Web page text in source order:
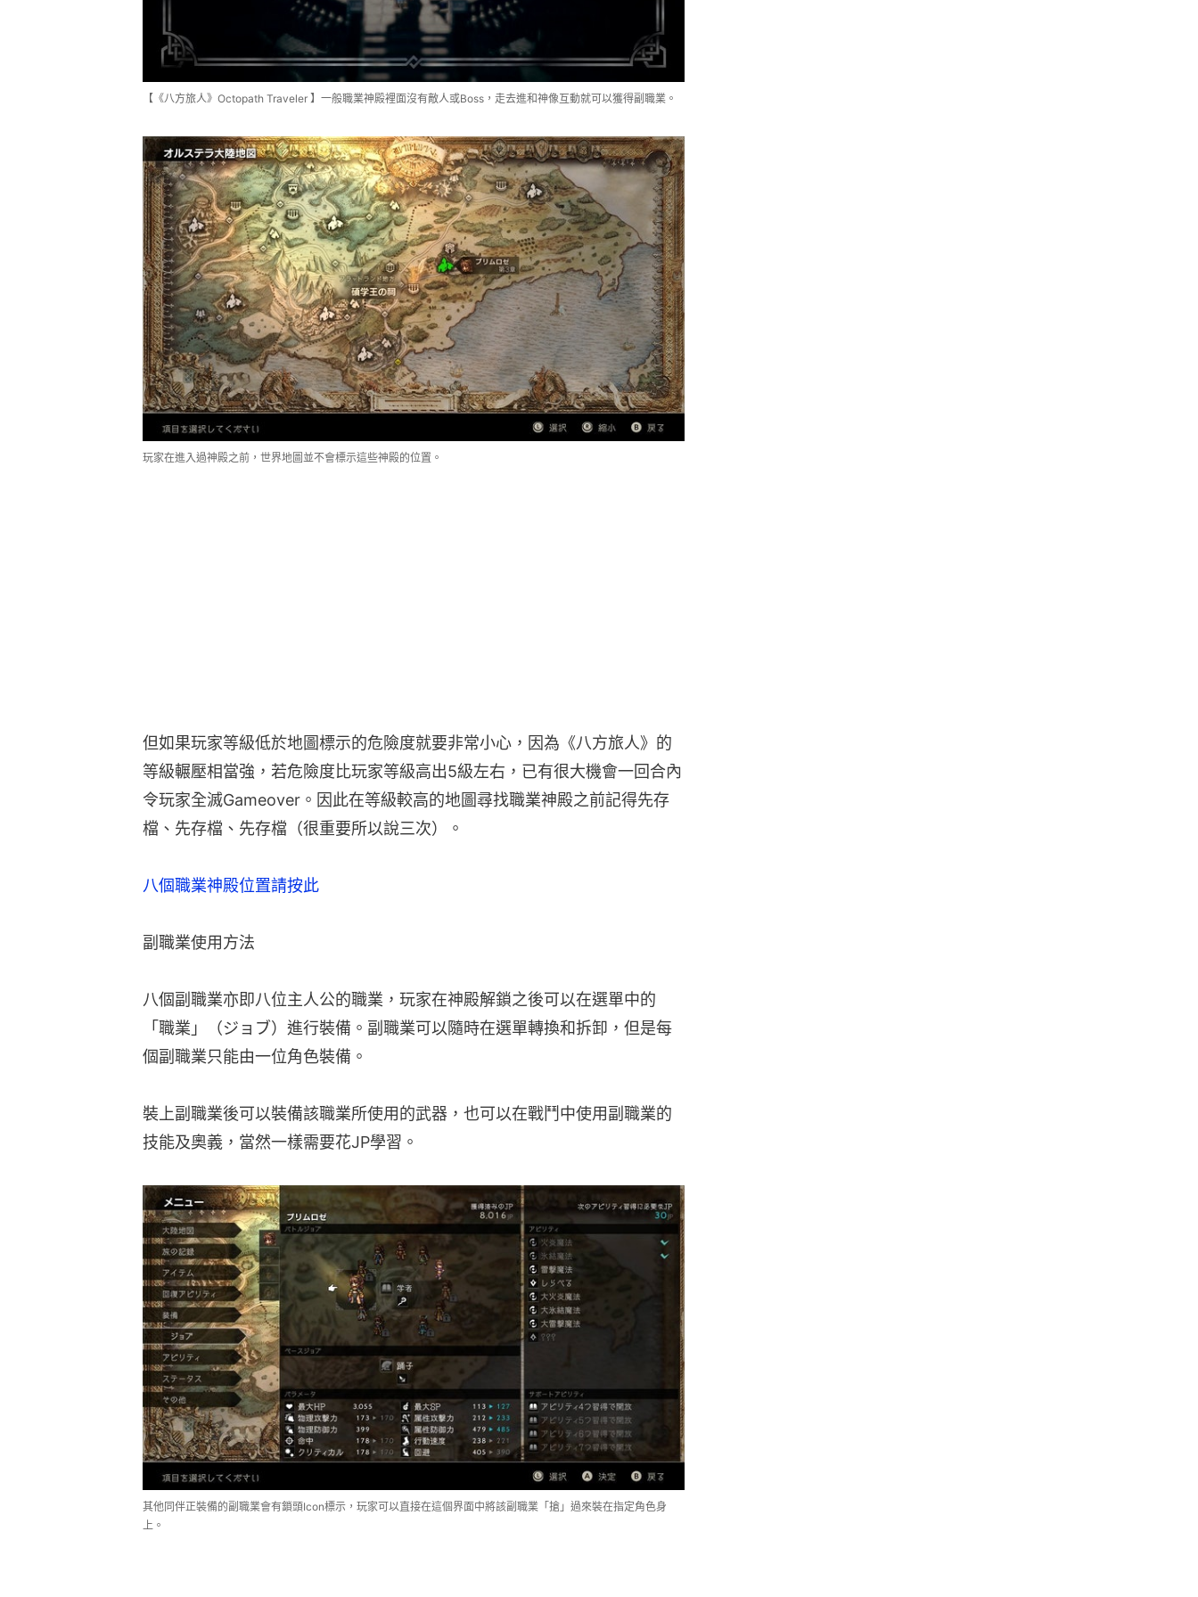
【《八方旅人》Octopath Traveler 】一般職業神殿裡面沒有敵人或Boss，走去進和神像互動就可以獲得副職業。
玩家在進入過神殿之前，世界地圖並不會標示這些神殿的位置。
但如果玩家等級低於地圖標示的危險度就要非常小心，因為《八方旅人》的
等級輾壓相當強，若危險度比玩家等級高出5級左右，已有很大機會一回合內
令玩家全滅Gameover。因此在等級較高的地圖尋找職業神殿之前記得先存
檔、先存檔、先存檔（很重要所以說三次）。
八個職業神殿位置請按此
副職業使用方法
八個副職業亦即八位主人公的職業，玩家在神殿解鎖之後可以在選單中的
「職業」（ジョブ）進行裝備。副職業可以隨時在選單轉換和拆卸，但是每
個副職業只能由一位角色裝備。
裝上副職業後可以裝備該職業所使用的武器，也可以在戰鬥中使用副職業的
技能及奧義，當然一樣需要花JP學習。
其他同伴正裝備的副職業會有鎖頭Icon標示，玩家可以直接在這個界面中將該副職業「搶」過來裝在指定角色身
上。